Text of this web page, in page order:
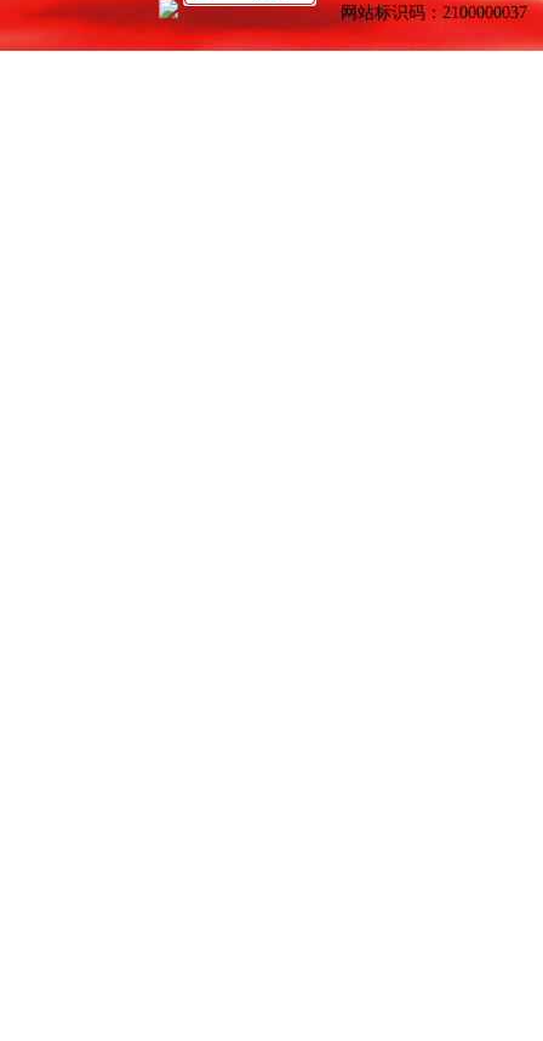
网站标识码：